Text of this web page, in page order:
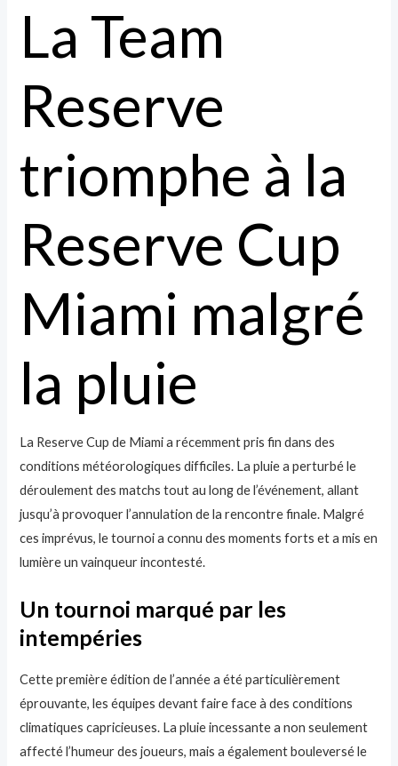
La Team
Reserve
triomphe à la
Reserve Cup
Miami malgré
la pluie
La Reserve Cup de Miami a récemment pris fin dans des
conditions météorologiques difficiles. La pluie a perturbé le
déroulement des matchs tout au long de l’événement, allant
jusqu’à provoquer l’annulation de la rencontre finale. Malgré
ces imprévus, le tournoi a connu des moments forts et a mis en
lumière un vainqueur incontesté.
Un tournoi marqué par les
intempéries
Cette première édition de l’année a été particulièrement
éprouvante, les équipes devant faire face à des conditions
climatiques capricieuses. La pluie incessante a non seulement
affecté l’humeur des joueurs, mais a également bouleversé le